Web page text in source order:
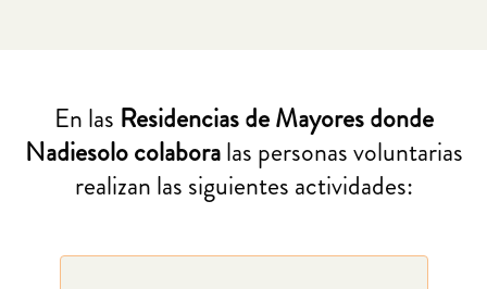
En las Residencias de Mayores donde
Nadiesolo colaboralas personas voluntarias
realizan las siguientes actividades: